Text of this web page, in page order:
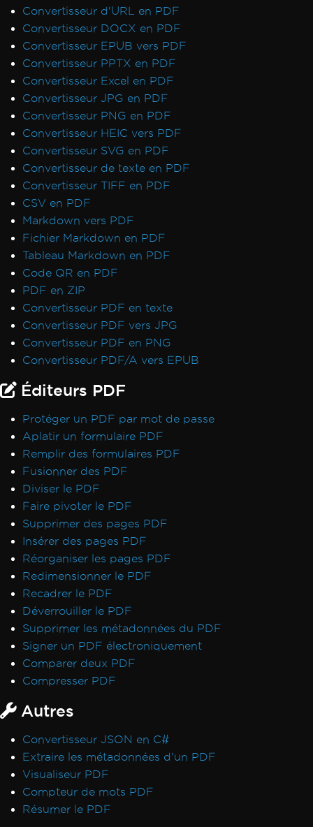
Convertisseur d'URL en PDF
Convertisseur DOCX en PDF
Convertisseur EPUB vers PDF
Convertisseur PPTX en PDF
Convertisseur Excel en PDF
Convertisseur JPG en PDF
Convertisseur PNG en PDF
Convertisseur HEIC vers PDF
Convertisseur SVG en PDF
Convertisseur de texte en PDF
Convertisseur TIFF en PDF
CSV en PDF
Markdown vers PDF
Fichier Markdown en PDF
Tableau Markdown en PDF
Code QR en PDF
PDF en ZIP
Convertisseur PDF en texte
Convertisseur PDF vers JPG
Convertisseur PDF en PNG
Convertisseur PDF/A vers EPUB
Éditeurs PDF
Protéger un PDF par mot de passe
Aplatir un formulaire PDF
Remplir des formulaires PDF
Fusionner des PDF
Diviser le PDF
Faire pivoter le PDF
Supprimer des pages PDF
Insérer des pages PDF
Réorganiser les pages PDF
Redimensionner le PDF
Recadrer le PDF
Déverrouiller le PDF
Supprimer les métadonnées du PDF
Signer un PDF électroniquement
Comparer deux PDF
Compresser PDF
Autres
Convertisseur JSON en C#
Extraire les métadonnées d'un PDF
Visualiseur PDF
Compteur de mots PDF
Résumer le PDF